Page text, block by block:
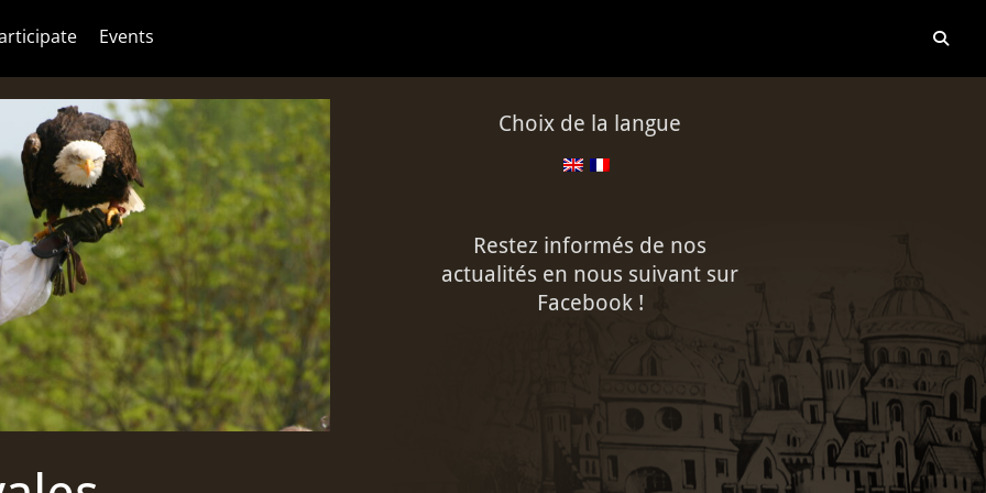
Events
Choix de la langue
Restez informés de nos
actualités en nous suivant sur
Facebook !